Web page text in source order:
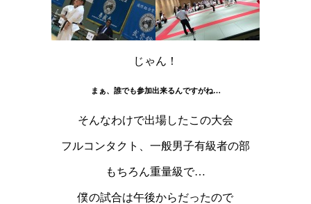
じゃん！
まぁ、誰でも参加出来るんですがね…
そんなわけで出場したこの大会
フルコンタクト、一般男子有級者の部
もちろん重量級で…
僕の試合は午後からだったので